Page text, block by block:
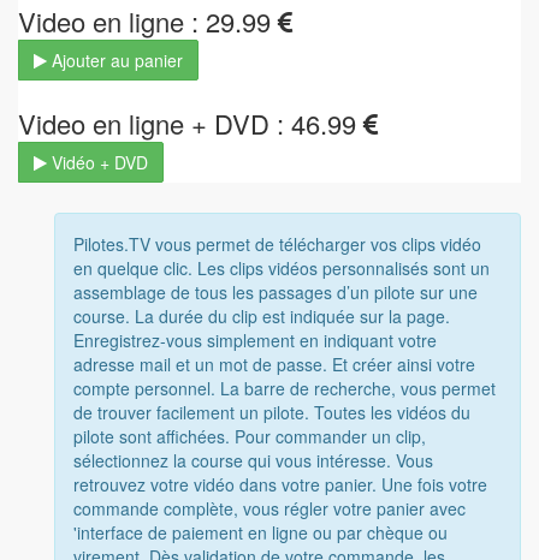
Video en ligne : 29.99
Ajouter au panier
Video en ligne + DVD : 46.99
Vidéo + DVD
Pilotes.TV vous permet de télécharger vos clips vidéo
en quelque clic. Les clips vidéos personnalisés sont un
assemblage de tous les passages d’un pilote sur une
course. La durée du clip est indiquée sur la page.
Enregistrez-vous simplement en indiquant votre
adresse mail et un mot de passe. Et créer ainsi votre
compte personnel. La barre de recherche, vous permet
de trouver facilement un pilote. Toutes les vidéos du
pilote sont affichées. Pour commander un clip,
sélectionnez la course qui vous intéresse. Vous
retrouvez votre vidéo dans votre panier. Une fois votre
commande complète, vous régler votre panier avec
'interface de paiement en ligne ou par chèque ou